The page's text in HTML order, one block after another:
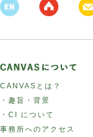
CANVASとは？
・趣旨・背景
・CI について
事務所へのアクセス